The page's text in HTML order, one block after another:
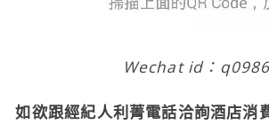
Wechat id：
如欲跟經紀人利菁電話洽詢酒店消